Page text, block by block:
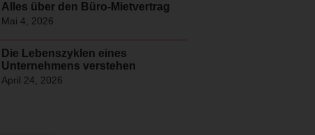
Alles über den Büro-Mietvertrag
Mai 4, 2026
Die Lebenszyklen eines
Unternehmens verstehen
April 24, 2026